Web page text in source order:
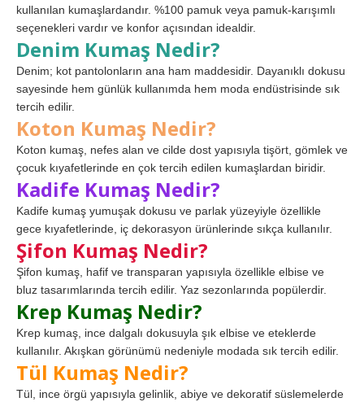
kullanılan kumaşlardandır. %100 pamuk veya pamuk-karışımlı
seçenekleri vardır ve konfor açısından idealdir.
Denim Kumaş Nedir?
Denim; kot pantolonların ana ham maddesidir. Dayanıklı dokusu
sayesinde hem günlük kullanımda hem moda endüstrisinde sık
tercih edilir.
Koton Kumaş Nedir?
Koton kumaş, nefes alan ve cilde dost yapısıyla tişört, gömlek ve
çocuk kıyafetlerinde en çok tercih edilen kumaşlardan biridir.
Kadife Kumaş Nedir?
Kadife kumaş yumuşak dokusu ve parlak yüzeyiyle özellikle
gece kıyafetlerinde, iç dekorasyon ürünlerinde sıkça kullanılır.
Şifon Kumaş Nedir?
Şifon kumaş, hafif ve transparan yapısıyla özellikle elbise ve
bluz tasarımlarında tercih edilir. Yaz sezonlarında popülerdir.
Krep Kumaş Nedir?
Krep kumaş, ince dalgalı dokusuyla şık elbise ve eteklerde
kullanılır. Akışkan görünümü nedeniyle modada sık tercih edilir.
Tül Kumaş Nedir?
Tül, ince örgü yapısıyla gelinlik, abiye ve dekoratif süslemelerde